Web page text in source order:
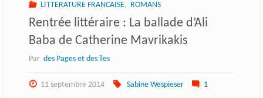
LITTERATURE FRANCAISE, ROMANS
Rentrée littéraire : La ballade d’Ali
Baba de Catherine Mavrikakis
Par des Pages et des îles
11 septembre 2014 Sabine Wespieser 1